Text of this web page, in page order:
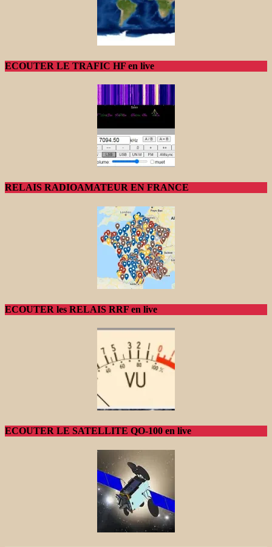
ECOUTER LE TRAFIC HF en live
RELAIS RADIOAMATEUR EN FRANCE
ECOUTER les RELAIS RRF en live
ECOUTER LE SATELLITE QO-100 en live